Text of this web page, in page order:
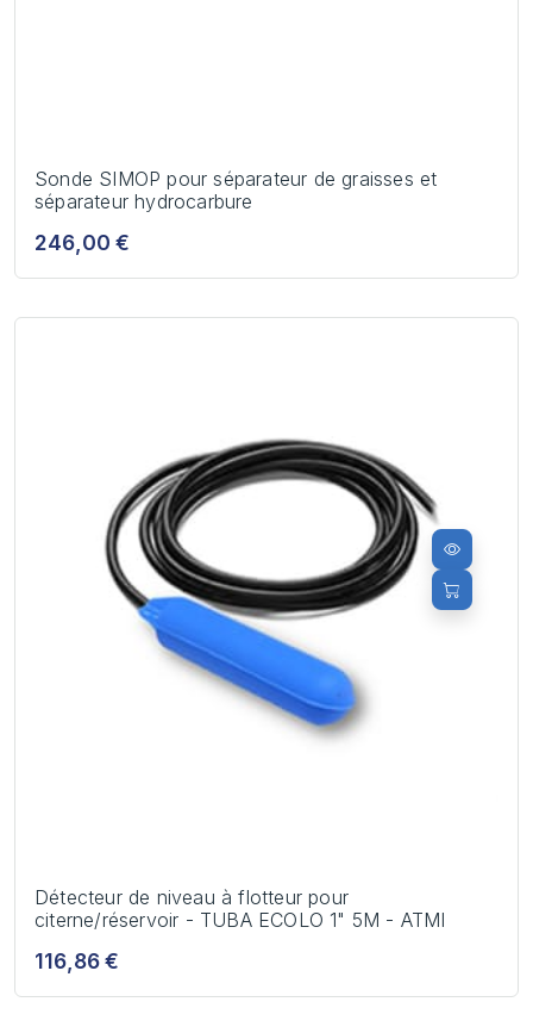
Sonde SIMOP pour séparateur de graisses et
séparateur hydrocarbure
246,00 €
Détecteur de niveau à flotteur pour
citerne/réservoir - TUBA ECOLO 1" 5M - ATMI
116,86 €